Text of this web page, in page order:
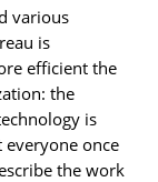
various
is
efficient the
the
is
once
the work